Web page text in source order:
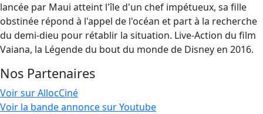
lancée par Maui atteint l'île d'un chef impétueux, sa fille
obstinée répond à l'appel de l'océan et part à la recherche
du demi-dieu pour rétablir la situation. Live-Action du film
Vaiana, la Légende du bout du monde de Disney en 2016.
Nos Partenaires
Voir sur AllocCiné
Voir la bande annonce sur Youtube